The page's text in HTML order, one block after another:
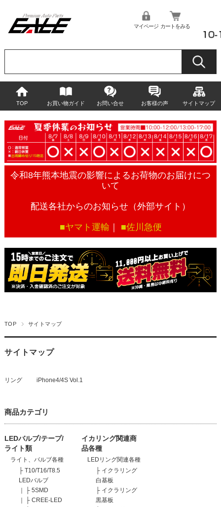
マイページ カートをみる
TOP お買い物ガイド お問い合せ お客様の声 サイトマップ
令和8年熊本地震の影響によるお荷物のお届けにつ
いて
配送各社からのお知らせ（外部サイト）
■ヤマト運輸 ■佐川急便
TOP サイトマップ
サイトマップ
リング iPhone4/4S Vol.1
商品カテゴリ
LEDバルブ/テープ/
ライト類
ライト、バルブ各種
├ T10/T16/T8.5
LEDバルブ
｜
├ 5SMD
｜
├ CREE-LED
イカリング関連商
品各種
LEDリング関連各種
├ イクラリング
白基板
├ イクラリング
黒基板